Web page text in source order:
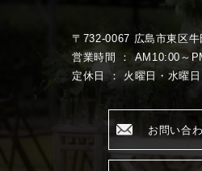
〒732-0067 広島市東区
営業時間 ： AM10:00～
定休日 ： 火曜日・水曜日
お問い合